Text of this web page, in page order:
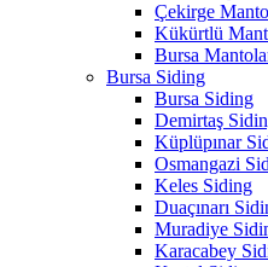
Çekirge
Kükürtlü
Bursa
Bursa Siding
Bursa Siding
Demirtaş
Küplüpınar
Osmangazi
Keles Siding
Duaçınarı
Muradiye
Karacabey